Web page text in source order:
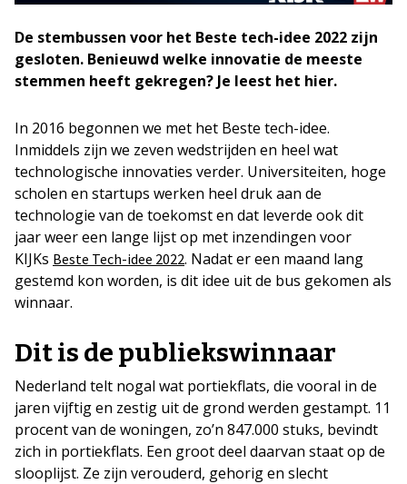
De stembussen voor het Beste tech-idee 2022 zijn
gesloten. Benieuwd welke innovatie de meeste
stemmen heeft gekregen? Je leest het hier.
In 2016 begonnen we met het Beste tech-idee.
Inmiddels zijn we zeven wedstrijden en heel wat
technologische innovaties verder. Universiteiten, hoge
scholen en startups werken heel druk aan de
technologie van de toekomst en dat leverde ook dit
jaar weer een lange lijst op met inzendingen voor
KIJKs Beste Tech-idee 2022. Nadat er een maand lang
gestemd kon worden, is dit idee uit de bus gekomen als
winnaar.
Dit is de publiekswinnaar
Nederland telt nogal wat portiekflats, die vooral in de
jaren vijftig en zestig uit de grond werden gestampt. 11
procent van de woningen, zo’n 847.000 stuks, bevindt
zich in portiekflats. Een groot deel daarvan staat op de
slooplijst. Ze zijn verouderd, gehorig en slecht